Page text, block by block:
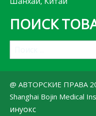
ПОИСК
@ АВТОРСКИЕ ПРАВА
Shanghai Bojin Medical
инуокс